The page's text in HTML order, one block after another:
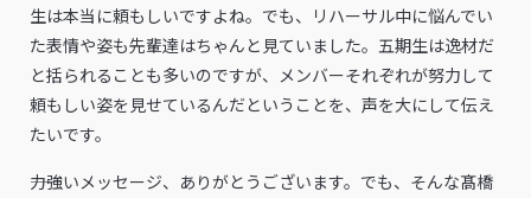
生は本当に頼もしいですよね。でも、リハーサル中に悩んでい
た表情や姿も先輩達はちゃんと見ていました。五期生は逸材だ
と括られることも多いのですが、メンバーそれぞれが努力して
頼もしい姿を見せているんだということを、声を大にして伝え
たいです。
――力強いメッセージ、ありがとうございます。でも、そんな髙橋